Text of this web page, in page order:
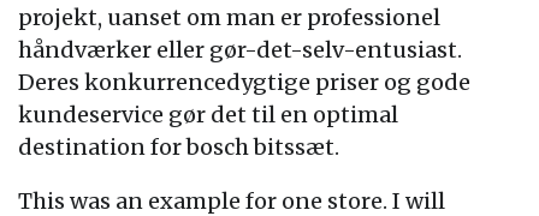
projekt, uanset om man er professionel
håndværker eller gør-det-selv-entusiast.
Deres konkurrencedygtige priser og gode
kundeservice gør det til en optimal
destination for bosch bitssæt.
This was an example for one store. I will